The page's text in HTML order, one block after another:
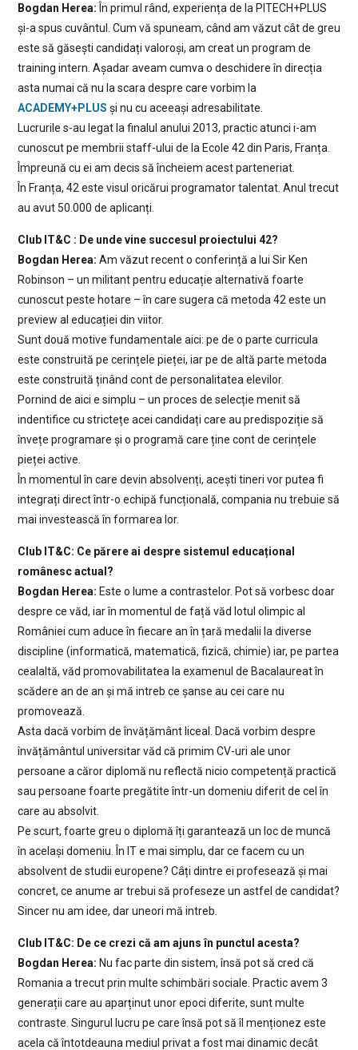
Bogdan Herea: În primul rând, experiența de la PITECH+PLUS
și-a spus cuvântul. Cum vă spuneam, când am văzut cât de greu
este să găsești candidați valoroși, am creat un program de
training intern. Așadar aveam cumva o deschidere în direcția
asta numai că nu la scara despre care vorbim la
ACADEMY+PLUS și nu cu aceeași adresabilitate.
Lucrurile s-au legat la finalul anului 2013, practic atunci i-am
cunoscut pe membrii staff-ului de la Ecole 42 din Paris, Franța.
Împreună cu ei am decis să încheiem acest parteneriat.
În Franța, 42 este visul oricărui programator talentat. Anul trecut
au avut 50.000 de aplicanți.
Club IT&C : De unde vine succesul proiectului 42?
Bogdan Herea: Am văzut recent o conferință a lui Sir Ken
Robinson – un militant pentru educație alternativă foarte
cunoscut peste hotare – în care sugera că metoda 42 este un
preview al educației din viitor.
Sunt două motive fundamentale aici: pe de o parte curricula
este construită pe cerințele pieței, iar pe de altă parte metoda
este construită ținând cont de personalitatea elevilor.
Pornind de aici e simplu – un proces de selecție menit să
indentifice cu strictețe acei candidați care au predispoziție să
învețe programare și o programă care ține cont de cerințele
pieței active.
În momentul în care devin absolvenți, acești tineri vor putea fi
integrați direct într-o echipă funcțională, compania nu trebuie să
mai investească în formarea lor.
Club IT&C: Ce părere ai despre sistemul educațional
românesc actual?
Bogdan Herea: Este o lume a contrastelor. Pot să vorbesc doar
despre ce văd, iar în momentul de față văd lotul olimpic al
României cum aduce în fiecare an în țară medalii la diverse
discipline (informatică, matematică, fizică, chimie) iar, pe partea
cealaltă, văd promovabilitatea la examenul de Bacalaureat în
scădere an de an și mă intreb ce șanse au cei care nu
promovează.
Asta dacă vorbim de învățământ liceal. Dacă vorbim despre
învățământul universitar văd că primim CV-uri ale unor
persoane a căror diplomă nu reflectă nicio competență practică
sau persoane foarte pregătite într-un domeniu diferit de cel în
care au absolvit.
Pe scurt, foarte greu o diplomă îți garantează un loc de muncă
în același domeniu. În IT e mai simplu, dar ce facem cu un
absolvent de studii europene? Câți dintre ei profesează și mai
concret, ce anume ar trebui să profeseze un astfel de candidat?
Sincer nu am idee, dar uneori mă intreb.
Club IT&C: De ce crezi că am ajuns în punctul acesta?
Bogdan Herea: Nu fac parte din sistem, însă pot să cred că
Romania a trecut prin multe schimbări sociale. Practic avem 3
generații care au aparținut unor epoci diferite, sunt multe
contraste. Singurul lucru pe care însă pot să îl menționez este
acela că întotdeauna mediul privat a fost mai dinamic decât